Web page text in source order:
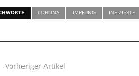
CORONA IMPFUNG INFIZIERTE
Vorheriger Artikel